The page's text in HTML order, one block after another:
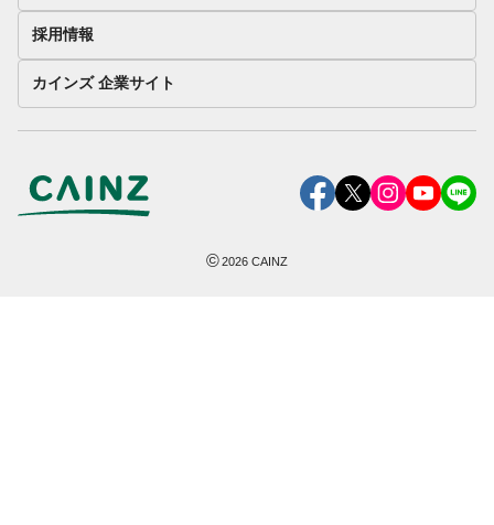
採用情報
カインズ 企業サイト
©2026 CAINZ